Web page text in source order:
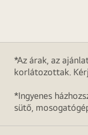
*Az árak, az
korlátozottak.
*Ingyenes
sütő,